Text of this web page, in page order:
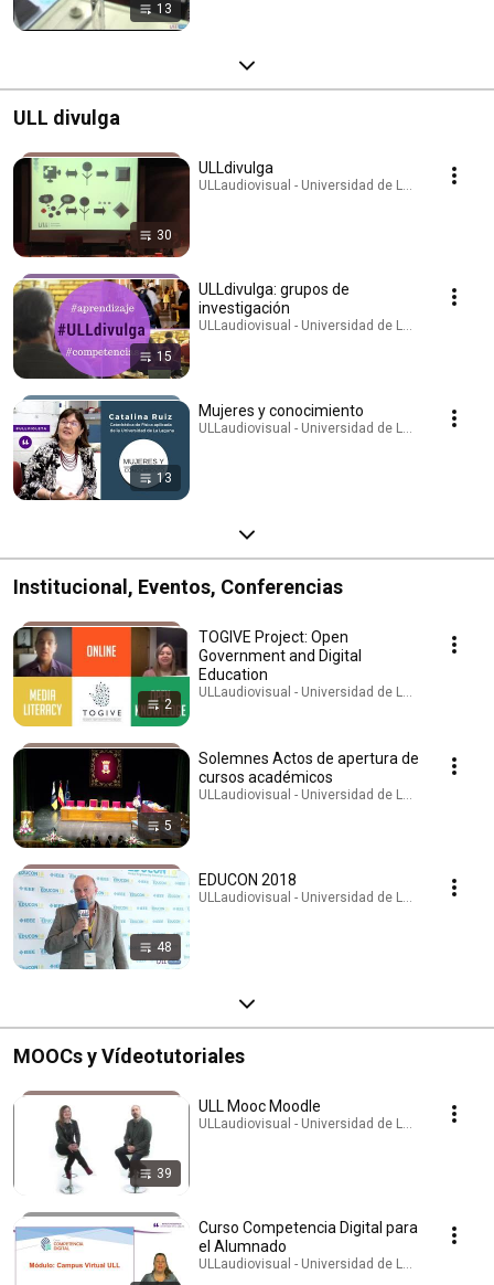
13
ULL divulga
30
ULLdivulga
ULLaudiovisual - Universidad de La Laguna ·
15
ULLdivulga: grupos de
investigación
ULLaudiovisual - Universidad de La Laguna ·
13
Mujeres y conocimiento
ULLaudiovisual - Universidad de La Laguna ·
Institucional, Eventos, Conferencias
2
TOGIVE Project: Open
Government and Digital
Education
ULLaudiovisual - Universidad de La Laguna ·
5
Solemnes Actos de apertura de
cursos académicos
ULLaudiovisual - Universidad de La Laguna ·
48
EDUCON 2018
ULLaudiovisual - Universidad de La Laguna ·
MOOCs y Vídeotutoriales
39
ULL Mooc Moodle
ULLaudiovisual - Universidad de La Laguna ·
Curso Competencia Digital para
el Alumnado
ULLaudiovisual - Universidad de La Laguna ·